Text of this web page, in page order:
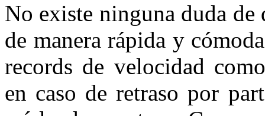
No existe ninguna duda
de manera rápida y
records de velocidad
en caso de retraso por